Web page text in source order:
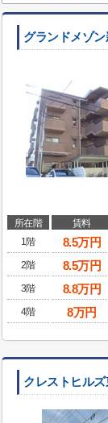
グランドメゾ
所在階 賃料
1階
8.5万円
2階
8.5万円
3階
8.8万円
4階
8万円
クレストヒルズ